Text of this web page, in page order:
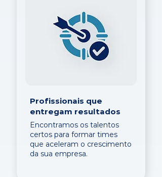
Profissionais que
entregam resultados
Encontramos os talentos
certos para formar times
que aceleram o crescimento
da sua empresa.